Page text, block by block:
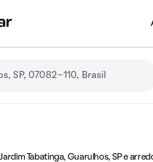
Tabatinga, Guarulhos, SP e